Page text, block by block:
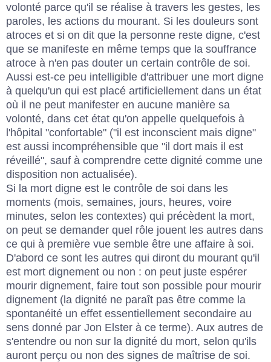
volonté parce qu'il se réalise à travers les gestes, les
paroles, les actions du mourant. Si les douleurs sont
atroces et si on dit que la personne reste digne, c'est
que se manifeste en même temps que la souffrance
atroce à n'en pas douter un certain contrôle de soi.
Aussi est-ce peu intelligible d'attribuer une mort digne
à quelqu'un qui est placé artificiellement dans un état
où il ne peut manifester en aucune manière sa
volonté, dans cet état qu'on appelle quelquefois à
l'hôpital "confortable" ("il est inconscient mais digne"
est aussi incompréhensible que "il dort mais il est
réveillé", sauf à comprendre cette dignité comme une
disposition non actualisée).
Si la mort digne est le contrôle de soi dans les
moments (mois, semaines, jours, heures, voire
minutes, selon les contextes) qui précèdent la mort,
on peut se demander quel rôle jouent les autres dans
ce qui à première vue semble être une affaire à soi.
D'abord ce sont les autres qui diront du mourant qu'il
est mort dignement ou non : on peut juste espérer
mourir dignement, faire tout son possible pour mourir
dignement (la dignité ne paraît pas être comme la
spontanéité un effet essentiellement secondaire au
sens donné par Jon Elster à ce terme). Aux autres de
s'entendre ou non sur la dignité du mort, selon qu'ils
auront perçu ou non des signes de maîtrise de soi.